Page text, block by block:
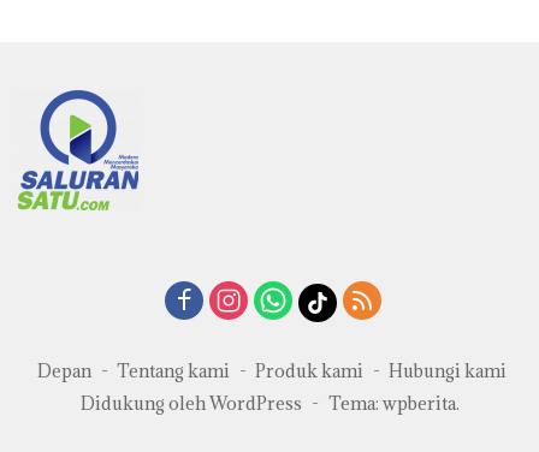
Depan Tentang kami Produk kami
Hubungi kami
Didukung oleh WordPress - Tema: wpberita.